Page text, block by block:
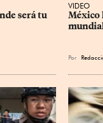
será tu
VIDEO
México
Por